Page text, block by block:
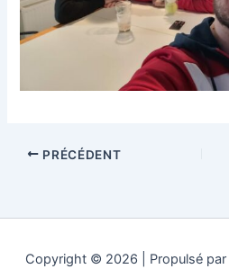
PRÉCÉDENT
Copyright © 2026 | Propulsé par